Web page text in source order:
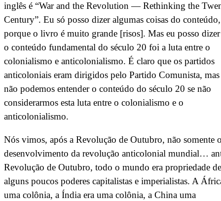
inglês é “War and the Revolution — Rethinking the
Century”. Eu só posso dizer algumas coisas do conteúdo,
porque o livro é muito grande [risos]. Mas eu posso
o conteúdo fundamental do século 20 foi a luta entre o
colonialismo e anticolonialismo. É claro que os partidos
anticoloniais eram dirigidos pelo Partido Comunista,
não podemos entender o conteúdo do século 20 se não
considerarmos esta luta entre o colonialismo e o
anticolonialismo.
Nós vimos, após a Revolução de Outubro, não somente
desenvolvimento da revolução anticolonial mundial…
Revolução de Outubro, todo o mundo era propriedade de
alguns poucos poderes capitalistas e imperialistas. A
uma colônia, a Índia era uma colônia, a China uma